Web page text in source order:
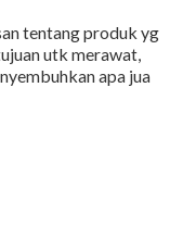
tentang produk yg
utk merawat,
apa jua